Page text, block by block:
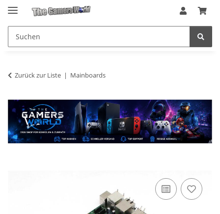
Zurück zur Liste Mainboards